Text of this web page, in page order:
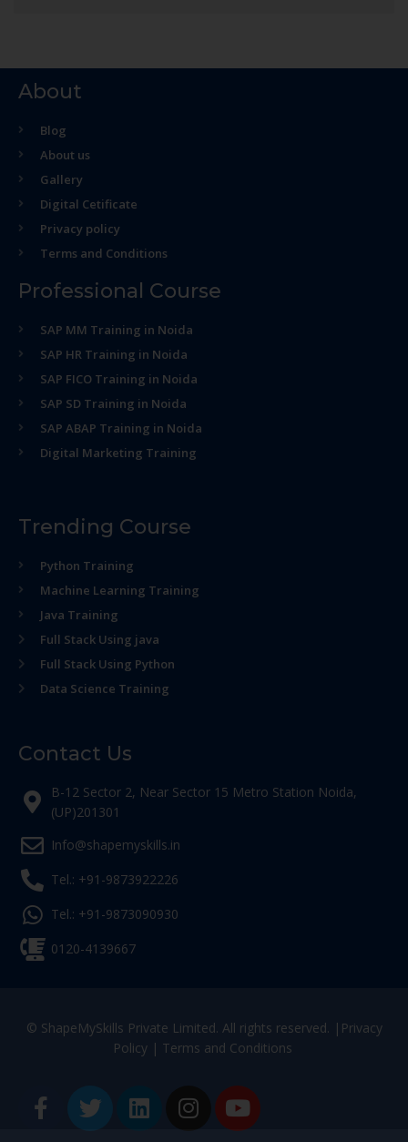
About
Blog
About us
Gallery
Digital Cetificate
Privacy policy
Terms and Conditions
Professional Course
SAP MM Training in Noida
SAP HR Training in Noida
SAP FICO Training in Noida
SAP SD Training in Noida
SAP ABAP Training in Noida
Digital Marketing Training
Trending Course
Python Training
Machine Learning Training
Java Training
Full Stack Using java
Full Stack Using Python
Data Science Training
Contact Us
B-12 Sector 2, Near Sector 15 Metro Station Noida,
(UP)201301
Info@shapemyskills.in
Tel.: +91-9873922226
Tel.: +91-9873090930
0120-4139667
© ShapeMySkills Private Limited. All rights reserved. | Privacy
Policy| Terms and Conditions